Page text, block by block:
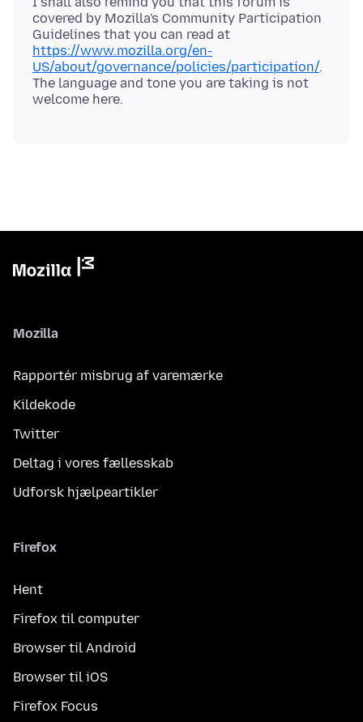
covered by Mozilla's Community Participation
Guidelines that you can read at
https://www.mozilla.org/en-
US/about/governance/policies/participation/.
The language and tone you are taking is not
Mozilla
Rapportér misbrug af varemærke
Kildekode
Twitter
Deltag i vores fællesskab
Udforsk hjælpeartikler
Firefox
Hent
Firefox til computer
Browser til Android
Browser til iOS
Firefox Focus